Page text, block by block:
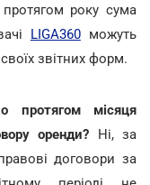
року сума
LIGA360можуть
звітних форм.
протягом місяця
оренди? Ні, за
договори за